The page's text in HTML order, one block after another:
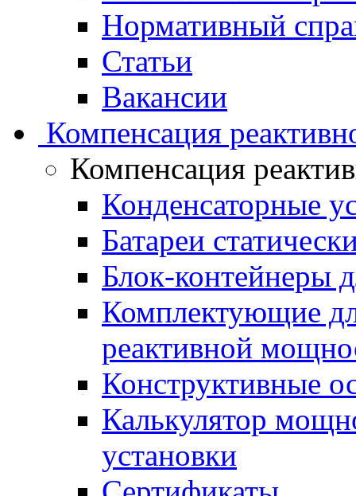
Нормативный
Статьи
Вакансии
Компенсация
Компенсация
Конденсаторные
Батареи
Блок-контейнеры
Комплектующие
реактивной
Конструктивные
Калькулятор
установки